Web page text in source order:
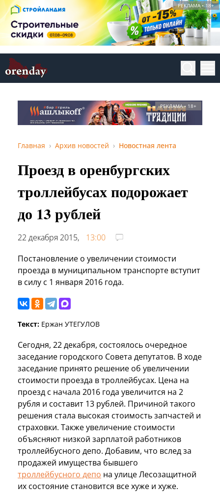
РЕКЛАМА • 18+
РЕКЛАМА • 18+
Главная Архив новостей Новостная лента
Проезд в оренбургских
троллейбусах подорожает
до 13 рублей
22 декабря 2015,
13:00
Постановление о увеличении стоимости
проезда в муниципальном транспорте вступит
в силу с 1 января 2016 года.
Текст: Ержан УТЕГУЛОВ
Сегодня, 22 декабря, состоялось очередное
заседание городского Совета депутатов. В ходе
заседание принято решение об увеличении
стоимости проезда в троллейбусах. Цена на
проезд с начала 2016 года увеличится на 2
рубля и составит 13 рублей. Причиной такого
решения стала высокая стоимость запчастей и
страховки. Также увеличение стоимости
объясняют низкой зарплатой работников
троллейбусного депо. Добавим, что вслед за
продажей имущества бывшего
троллейбусного депо на улице Лесозащитной
их состояние становится все хуже и хуже.